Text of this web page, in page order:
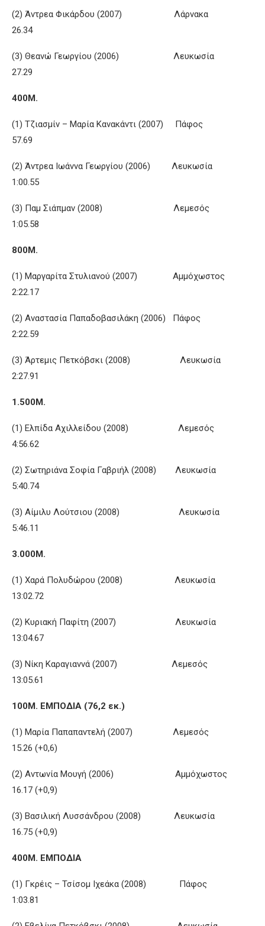
(2) Άντρεα Φικάρδου (2007) Λάρνακα
26.34
(3) Θεανώ Γεωργίου (2006) Λευκωσία
27.29
400Μ.
(1) Τζιασμίν – Μαρία Κανακάντι (2007) Πάφος
57.69
(2) Άντρεα Ιωάννα Γεωργίου (2006) Λευκωσία
1:00.55
(3) Παμ Σιάπμαν (2008) Λεμεσός
1:05.58
800Μ.
(1) Μαργαρίτα Στυλιανού (2007) Αμμόχωστος
2:22.17
(2) Αναστασία Παπαδοβασιλάκη (2006) Πάφος
2:22.59
(3) Άρτεμις Πετκόβσκι (2008) Λευκωσία
2:27.91
1.500Μ.
(1) Ελπίδα Αχιλλείδου (2008) Λεμεσός
4:56.62
(2) Σωτηριάνα Σοφία Γαβριήλ (2008) Λευκωσία
5:40.74
(3) Αίμιλυ Λούτσιου (2008) Λευκωσία
5:46.11
3.000Μ.
(1) Χαρά Πολυδώρου (2008) Λευκωσία
13:02.72
(2) Κυριακή Παφίτη (2007) Λευκωσία
13:04.67
(3) Νίκη Καραγιαννά (2007) Λεμεσός
13:05.61
100Μ. ΕΜΠΟΔΙΑ (76,2 εκ.)
(1) Μαρία Παπαπαντελή (2007) Λεμεσός
15.26 (+0,6)
(2) Αντωνία Μουγή (2006) Αμμόχωστος
16.17 (+0,9)
(3) Βασιλική Λυσσάνδρου (2008) Λευκωσία
16.75 (+0,9)
400Μ. ΕΜΠΟΔΙΑ
(1) Γκρέις – Τσίσομ Ιχεάκα (2008) Πάφος
1:03.81